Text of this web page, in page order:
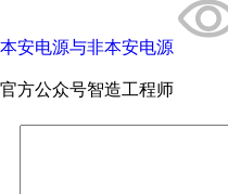
本安电源与非本安电源
官方公众号智造工程师